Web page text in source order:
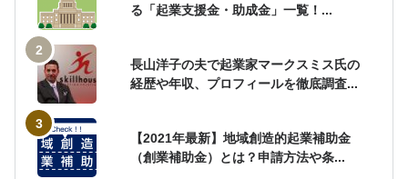
る「起業支援金・助成金」一覧！...
長山洋子の夫で起業家マークスミス氏の
経歴や年収、プロフィールを徹底調査...
【2021年最新】地域創造的起業補助金
（創業補助金）とは？申請方法や条...